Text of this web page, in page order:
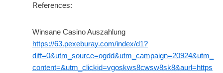
References:
Winsane Casino Auszahlung
https://63.pexeburay.com/index/d1?
diff=0&utm_source=ogdd&utm_campaign=20924&utm_
content=&utm_clickid=vgoskws8cwsw8sk8&aurl=https